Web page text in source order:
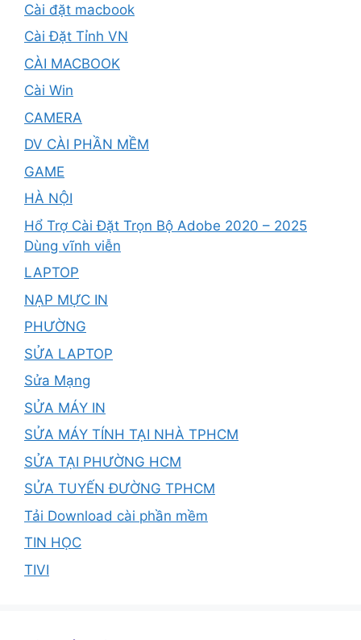
Cài đặt macbook
Cài Đặt Tỉnh VN
CÀI MACBOOK
Cài Win
CAMERA
DV CÀI PHẦN MỀM
GAME
HÀ NỘI
Hổ Trợ Cài Đặt Trọn Bộ Adobe 2020 – 2025
Dùng vĩnh viễn
LAPTOP
NẠP MỰC IN
PHƯỜNG
SỬA LAPTOP
Sửa Mạng
SỬA MÁY IN
SỬA MÁY TÍNH TẠI NHÀ TPHCM
SỬA TẠI PHƯỜNG HCM
SỬA TUYẾN ĐƯỜNG TPHCM
Tải Download cài phần mềm
TIN HỌC
TIVI